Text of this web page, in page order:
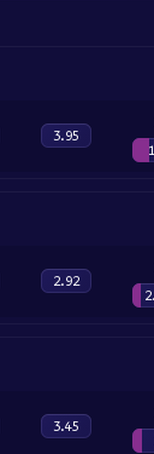
3.95
2.92
3.45